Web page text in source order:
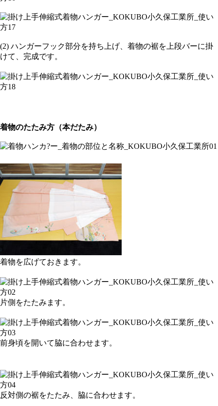
(2) ハンガーフック部分を持ち上げ、着物の裾を上段バーに掛
けて、完成です。
着物のたたみ方（本だたみ）
着物を広げておきます。
片側をたたみます。
前身頃を開いて脇に合わせます。
反対側の裾をたたみ、脇に合わせます。